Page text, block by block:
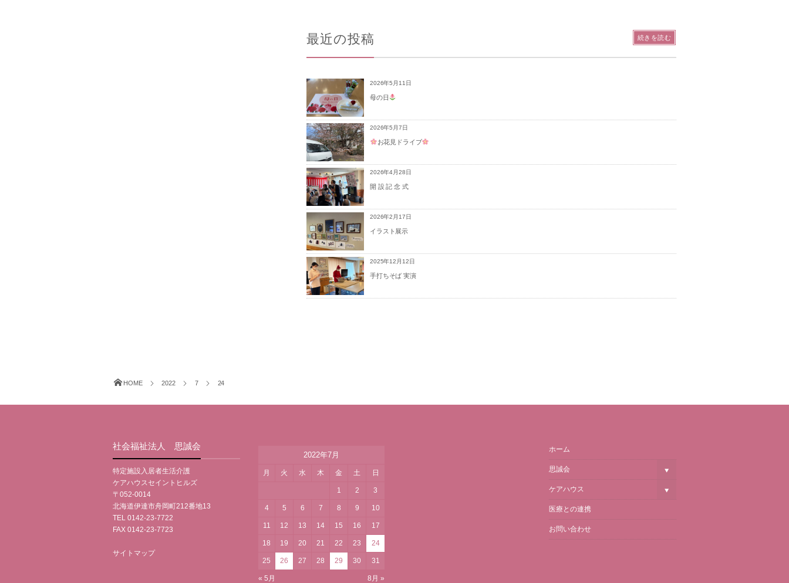
最近の投稿
2026年5月11日
母の日
2026年5月7日
お花見ドライブ
2026年4月28日
開 設 記 念 式
2026年2月17日
イラスト展示
2025年12月12日
手打ちそば 実演
続きを読む
HOME 2022 7 24
社会福祉法人 思誠会
特定施設入居者生活介護
ケアハウスセイントヒルズ
〒052-0014
北海道伊達市舟岡町212番地13
TEL 0142-23-7722
FAX 0142-23-7723
サイトマップ
2022年7月
月 火 水 木 金 土 日
« 5月 8月 »
1 2 3
4 5 6 7 8 9 10
11 12 13 14 15 16 17
18 19 20 21 22 23 24
25 26 27 28 29 30 31
ホーム
思誠会
ケアハウス
医療との連携
お問い合わせ